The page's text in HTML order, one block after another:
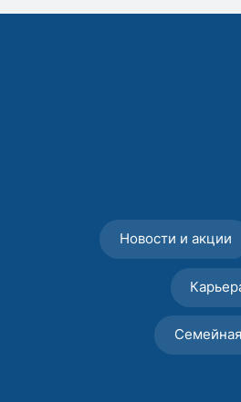
Новости и акции